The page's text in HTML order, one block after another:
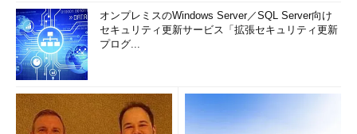
画面1 ブロックデバイスの構成を表示したところ
オンプレミスのWindows Server／SQL Server向け
セキュリティ更新サービス「拡張セキュリティ更新
プログ...